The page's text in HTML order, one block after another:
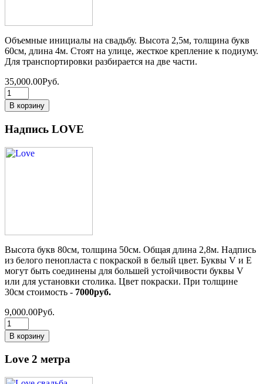
Объемные инициалы на свадьбу. Высота 2,5м, толщина букв
60см, длина 4м. Стоят на улице, жесткое крепление к подиуму.
Для транспортировки разбирается на две части.
35,000.00Руб.
Надпись LOVE
Высота букв 80см, толщина 50см. Общая длина 2,8м. Надпись
из белого пенопласта с покраской в белый цвет. Буквы V и E
могут быть соединены для большей устойчивости буквы V
или для установки столика. Цвет покраски. При толщине
30см стоимость - 7000руб.
9,000.00Руб.
Love 2 метра